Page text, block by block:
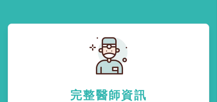
完整醫師資訊